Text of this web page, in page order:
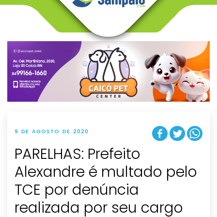
v
g
t
i
o
n
9 DE AGOSTO DE 2020
PARELHAS: Prefeito
Alexandre é multado pelo
TCE por denúncia
realizada por seu cargo